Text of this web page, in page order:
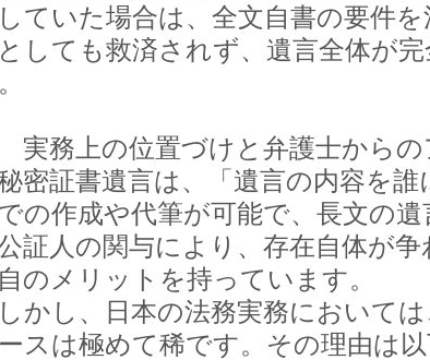
ていた場合は、全文自書の要件
しても救済されず、遺言全体が
実務上の位置づけと弁護士からの
密証書遺言は、「遺言の内容を
の作成や代筆が可能で、長文の遺
公証人の関与により、存在自体が
のメリットを持っています。
かし、日本の法務実務においては
スは極めて稀です。その理由は